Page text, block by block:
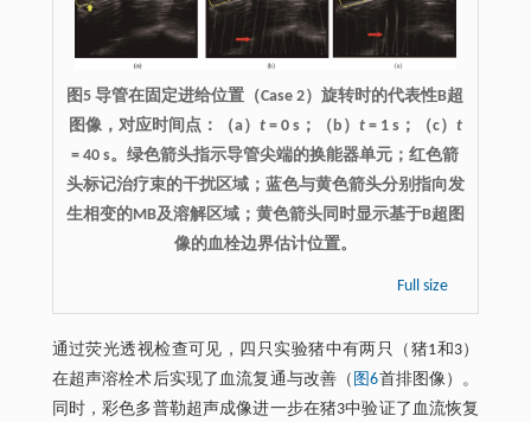
图5 导管在固定进给位置（Case 2）旋转时的代表性B超
图像，对应时间点：（a） t= 0 s；（b） t= 1 s；（c） t
= 40 s。绿色箭头指示导管尖端的换能器单元；红色箭
头标记治疗束的干扰区域；蓝色与黄色箭头分别指向发
生相变的MB及溶解区域；黄色箭头同时显示基于B超图
像的血栓边界估计位置。
Full size
通过荧光透视检查可见，四只实验猪中有两只（猪1和3）
在超声溶栓术后实现了血流复通与改善（ 图6首排图像）。
同时，彩色多普勒超声成像进一步在猪3中验证了血流恢复